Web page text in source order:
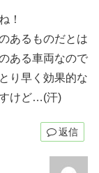
！
あるものだとは
ある車両なので
り早く効果的な
けど…(汗)
返信